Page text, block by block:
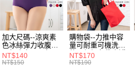
消。如遇「轉專審核」未通過狀況，表示未達大
無法說明評估內容。
【繳款方式說明】
1.分期款項不併入電信帳單，「大哥付你分期」
醒簡訊。
2.透過簡訊連結打開帳單後，可選擇「超商條碼
帳／街口支付／iPASS MONEY」等通路繳費。
２．便利：只要手機號碼，簡訊認證，即可結帳。
３．安心：先確認商品／服務後，再付款。
【「AFTEE先享後付」結帳流程】
１．於結帳方式選擇「AFTEE先享後付」後，將
付」結帳頁面，進行簡訊認證並確認金額後，即
２．訂單成立數日內，您將收到繳費通知簡訊。
運送方式
全家取貨付款
每筆NT$70，滿NT$699(含以上)免運費
付款後全家取貨
♥️❈ 經典推薦｜小編激推 - 棉花糖美著 ❈
加大尺碼--涼爽素
色冰絲彈力收腹提
臀無痕中腰三角內
褲(黑.紅.粉.紫L-
NT$140
NT$150
購物袋--力推中容
量可耐重可機洗烘
乾環保帆布袋/側背
包(黑.紅.米F)-
NT$170
NT$190